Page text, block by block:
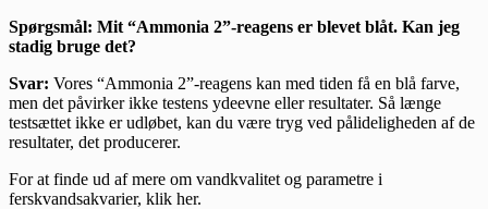
Spørgsmål: Mit “Ammonia 2”-reagens er blevet blåt. Kan jeg
stadig bruge det?
Svar: Vores “Ammonia 2”-reagens kan med tiden få en blå farve,
men det påvirker ikke testens ydeevne eller resultater. Så længe
testsættet ikke er udløbet, kan du være tryg ved pålideligheden af de
resultater, det producerer.
For at finde ud af mere om vandkvalitet og parametre i
ferskvandsakvarier, klik her.